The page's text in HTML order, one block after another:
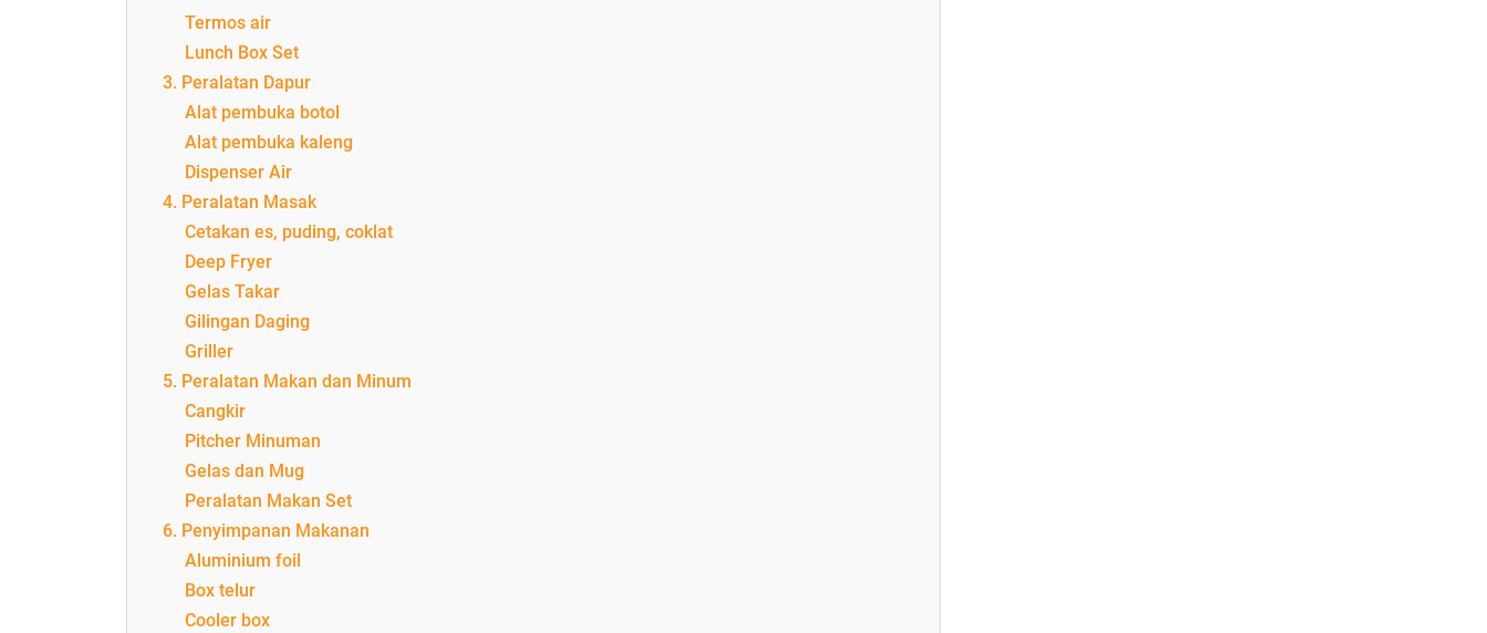
Termos air
Lunch Box Set
3. Peralatan Dapur
Alat pembuka botol
Alat pembuka kaleng
Dispenser Air
4. Peralatan Masak
Cetakan es, puding, coklat
Deep Fryer
Gelas Takar
Gilingan Daging
Griller
5. Peralatan Makan dan Minum
Cangkir
Pitcher Minuman
Gelas dan Mug
Peralatan Makan Set
6. Penyimpanan Makanan
Aluminium foil
Box telur
Cooler box